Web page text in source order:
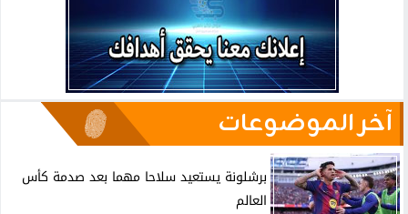
آخر الموضوعات
برشلونة يستعيد سلاحا مهما بعد صدمة كأس
العالم